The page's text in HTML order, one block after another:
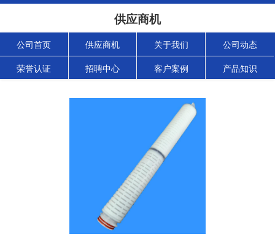
供应商机
公司首页 供应商机 关于我们 公司动态
荣誉认证 招聘中心 客户案例 产品知识